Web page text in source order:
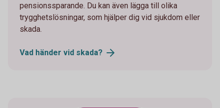
pensionssparande. Du kan även lägga till olika
trygghetslösningar, som hjälper dig vid sjukdom eller
skada.
Vad händer vid skada?